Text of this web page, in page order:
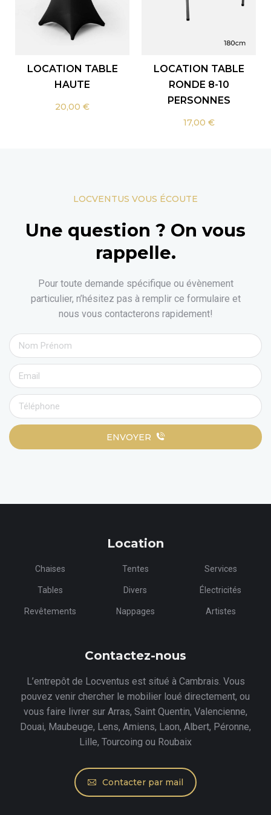
LOCATION TABLE
HAUTE
20,00 €
LOCATION TABLE
RONDE 8-10
PERSONNES
17,00 €
LOCVENTUS VOUS ÉCOUTE
Une question ? On vous
rappelle.
Pour toute demande spécifique ou évènement
particulier, n’hésitez pas à remplir ce formulaire et
nous vous contacterons rapidement!
ENVOYER
Location
Chaises
Tables
Revêtements
Tentes
Divers
Nappages
Services
Électricités
Artistes
Contactez-nous
L’entrepôt de Locventus est situé à Cambrais. Vous
pouvez venir chercher le mobilier loué directement, ou
vous faire livrer sur Arras, Saint Quentin, Valencienne,
Douai, Maubeuge, Lens, Amiens, Laon, Albert, Péronne,
Lille, Tourcoing ou Roubaix
Contacter par mail